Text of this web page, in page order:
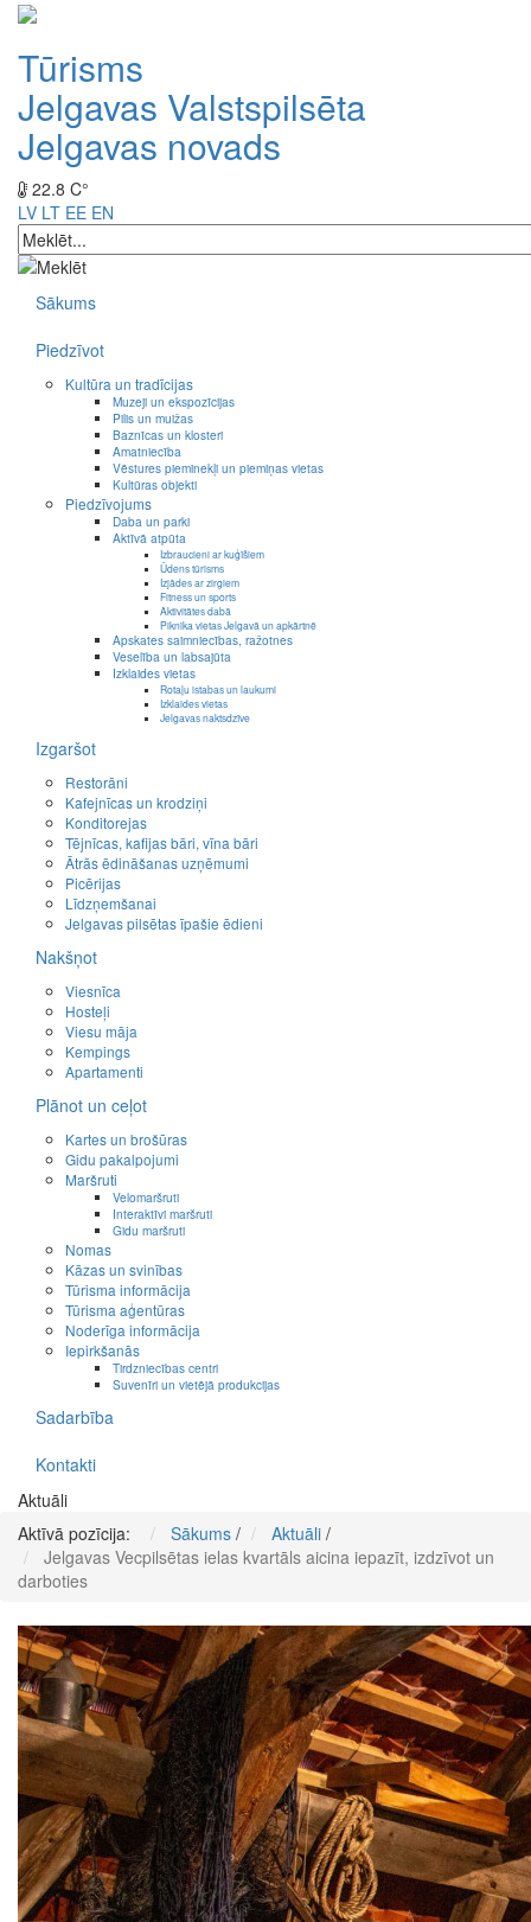
Tūrisms
Jelgavas Valstspilsēta
Jelgavas novads
22.8 C°
LV LT EE EN
Sākums
Piedzīvot
Kultūra un tradīcijas
Muzeji un ekspozīcijas
Pilis un muižas
Baznīcas un klosteri
Amatniecība
Vēstures pieminekļi un piemiņas vietas
Kultūras objekti
Piedzīvojums
Daba un parki
Aktīvā atpūta
Izbraucieni ar kuģīšiem
Ūdens tūrisms
Izjādes ar zirgiem
Fitness un sports
Aktivitātes dabā
Piknika vietas Jelgavā un apkārtnē
Apskates saimniecības, ražotnes
Veselība un labsajūta
Izklaides vietas
Rotaļu istabas un laukumi
Izklaides vietas
Jelgavas naktsdzīve
Izgaršot
Restorāni
Kafejnīcas un krodziņi
Konditorejas
Tējnīcas, kafijas bāri, vīna bāri
Ātrās ēdināšanas uzņēmumi
Picērijas
Līdzņemšanai
Jelgavas pilsētas īpašie ēdieni
Nakšņot
Viesnīca
Hosteļi
Viesu māja
Kempings
Apartamenti
Plānot un ceļot
Kartes un brošūras
Gidu pakalpojumi
Maršruti
Velomaršruti
Interaktīvi maršruti
Gidu maršruti
Nomas
Kāzas un svinības
Tūrisma informācija
Tūrisma aģentūras
Noderīga informācija
Iepirkšanās
Tirdzniecības centri
Suvenīri un vietējā produkcijas
Sadarbība
Kontakti
Aktuāli
Aktīvā pozīcija:
Sākums / Aktuāli /
Jelgavas Vecpilsētas ielas kvartāls aicina iepazīt, izdzīvot un
darboties